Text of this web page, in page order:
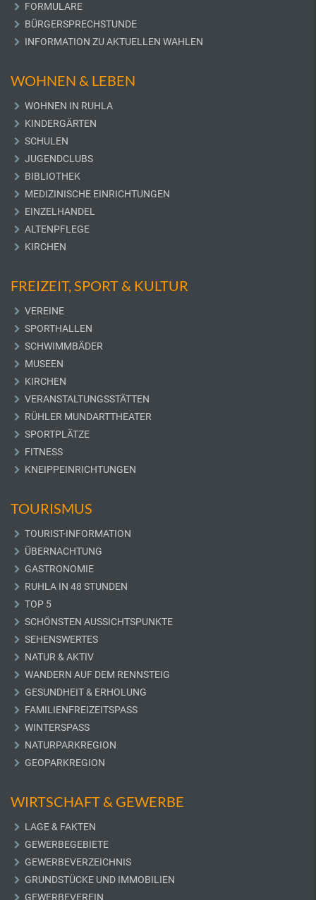
FORMULARE
BÜRGERSPRECHSTUNDE
INFORMATION ZU AKTUELLEN WAHLEN
WOHNEN & LEBEN
WOHNEN IN RUHLA
KINDERGÄRTEN
SCHULEN
JUGENDCLUBS
BIBLIOTHEK
MEDIZINISCHE EINRICHTUNGEN
EINZELHANDEL
ALTENPFLEGE
KIRCHEN
FREIZEIT, SPORT & KULTUR
VEREINE
SPORTHALLEN
SCHWIMMBÄDER
MUSEEN
KIRCHEN
VERANSTALTUNGSSTÄTTEN
RÜHLER MUNDARTTHEATER
SPORTPLÄTZE
FITNESS
KNEIPPEINRICHTUNGEN
TOURISMUS
TOURIST-INFORMATION
ÜBERNACHTUNG
GASTRONOMIE
RUHLA IN 48 STUNDEN
TOP 5
SCHÖNSTEN AUSSICHTSPUNKTE
SEHENSWERTES
NATUR & AKTIV
WANDERN AUF DEM RENNSTEIG
GESUNDHEIT & ERHOLUNG
FAMILIENFREIZEITSPASS
WINTERSPASS
NATURPARKREGION
GEOPARKREGION
WIRTSCHAFT & GEWERBE
LAGE & FAKTEN
GEWERBEGEBIETE
GEWERBEVERZEICHNIS
GRUNDSTÜCKE UND IMMOBILIEN
GEWERBEVEREIN